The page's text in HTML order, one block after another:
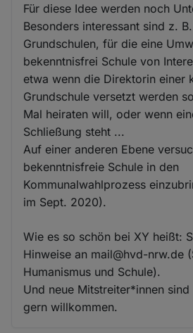
Für diese Idee werden noch
Besonders interessant sind z.
Grundschulen, für die eine
bekenntnisfrei Schule von
etwa wenn die Direktorin einer
Grundschule versetzt werden
Mal heiraten will, oder wenn
Schließung steht ...
Auf einer anderen Ebene
bekenntnisfreie Schule in den
Kommunalwahlprozess
im Sept. 2020).
Wie es so schön bei XY heißt:
Hinweise an mail@hvd-nrw.de
Humanismus und Schule).
Und neue Mitstreiter*innen
gern willkommen.